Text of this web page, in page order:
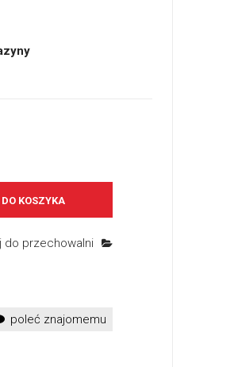
DO KOSZYKA
do przechowalni
poleć znajomemu